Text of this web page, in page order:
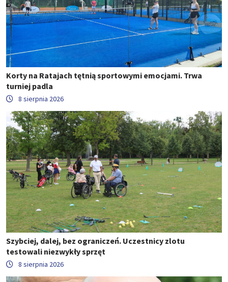
Korty na Ratajach tętnią sportowymi emocjami. Trwa
turniej padla
8 sierpnia 2026
Szybciej, dalej, bez ograniczeń. Uczestnicy zlotu
testowali niezwykły sprzęt
8 sierpnia 2026